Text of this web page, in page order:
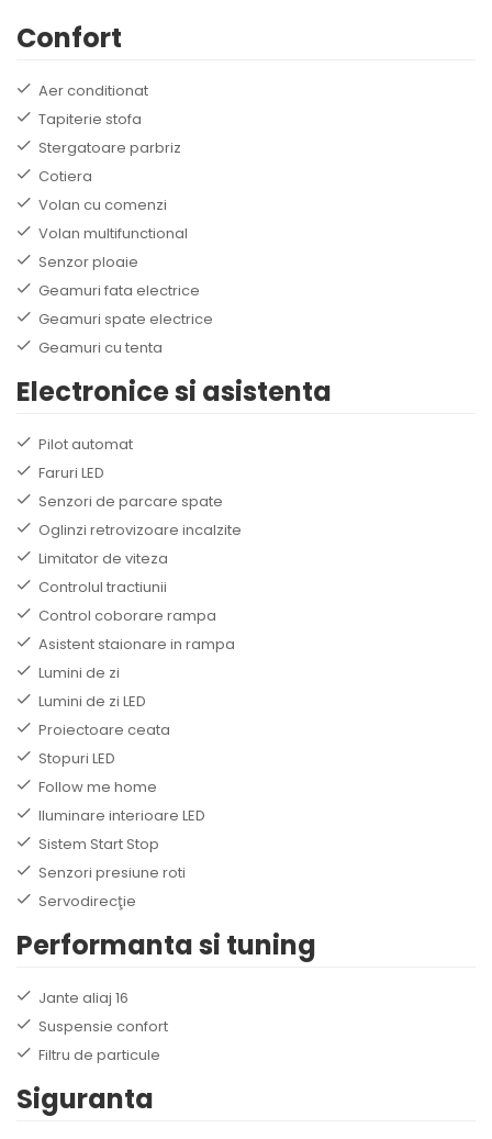
Confort
Aer conditionat
Tapiterie stofa
Stergatoare parbriz
Cotiera
Volan cu comenzi
Volan multifunctional
Senzor ploaie
Geamuri fata electrice
Geamuri spate electrice
Geamuri cu tenta
Electronice si asistenta
Pilot automat
Faruri LED
Senzori de parcare spate
Oglinzi retrovizoare incalzite
Limitator de viteza
Controlul tractiunii
Control coborare rampa
Asistent staionare in rampa
Lumini de zi
Lumini de zi LED
Proiectoare ceata
Stopuri LED
Follow me home
Iluminare interioare LED
Sistem Start Stop
Senzori presiune roti
Servodirecţie
Performanta si tuning
Jante aliaj 16
Suspensie confort
Filtru de particule
Siguranta